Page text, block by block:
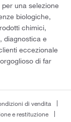
una selezione
biologiche,
chimici,
diagnostica e
eccezionale
di far
di vendita
e restituzione